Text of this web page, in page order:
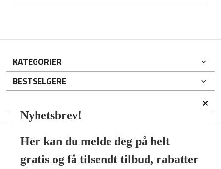
KATEGORIER
BESTSELGERE
DIN KONTO
×
Nyhetsbrev!
Her kan du melde deg på helt
gratis og få tilsendt tilbud, rabatter